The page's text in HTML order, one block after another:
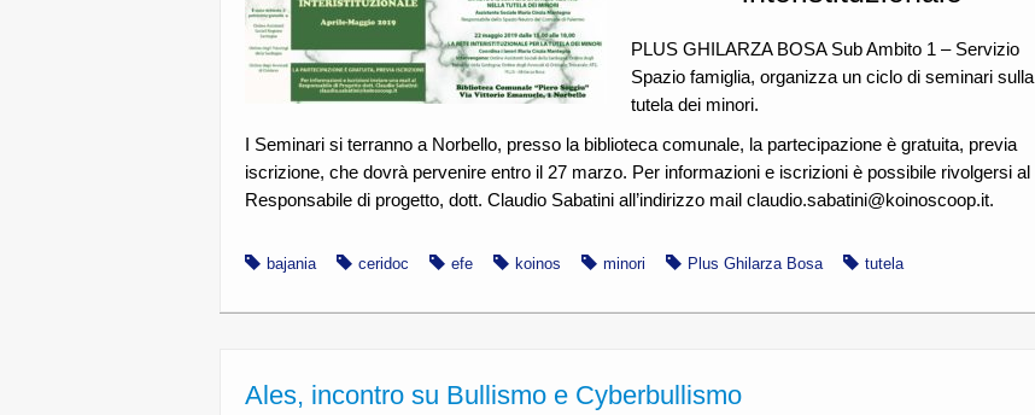
PLUS GHILARZA BOSA Sub Ambito 1 – Servizio
Spazio famiglia, organizza un ciclo di seminari sulla
tutela dei minori.
I Seminari si terranno a Norbello, presso la biblioteca comunale, la partecipazione è gratuita, previa
iscrizione, che dovrà pervenire entro il 27 marzo. Per informazioni e iscrizioni è possibile rivolgersi al
Responsabile di progetto, dott. Claudio Sabatini all’indirizzo mail claudio.sabatini@koinoscoop.it.
bajania ceridoc efe koinos minori Plus Ghilarza Bosa tutela
Ales, incontro su Bullismo e Cyberbullismo